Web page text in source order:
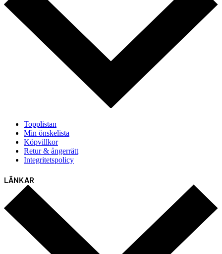
Topplistan
Min önskelista
Köpvillkor
Retur & ångerrätt
Integritetspolicy
LÄNKAR